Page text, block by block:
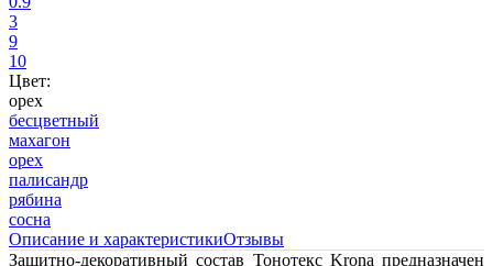
3
9
10
Цвет:
орех
бесцветный
махагон
орех
палисандр
рябина
сосна
Описание и характеристикиОтзывы
Защитно-декоративный состав Тонотекс Krona предназначен